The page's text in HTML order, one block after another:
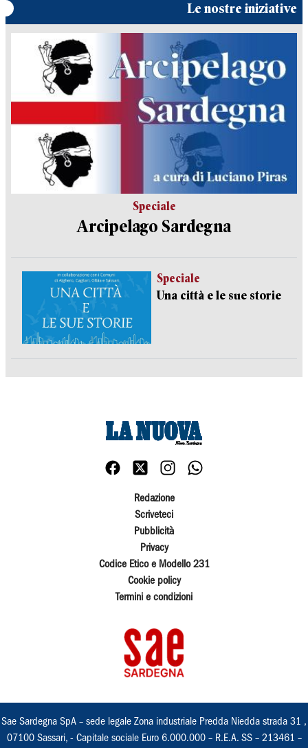
Le nostre iniziative
Speciale
Arcipelago Sardegna
Speciale
Una città e le sue storie
Redazione
Scriveteci
Pubblicità
Privacy
Codice Etico e Modello 231
Cookie policy
Termini e condizioni
Sae Sardegna SpA – sede legale Zona industriale Predda Niedda strada 31 ,
07100 Sassari, - Capitale sociale Euro 6.000.000 – R.E.A. SS – 213461 –